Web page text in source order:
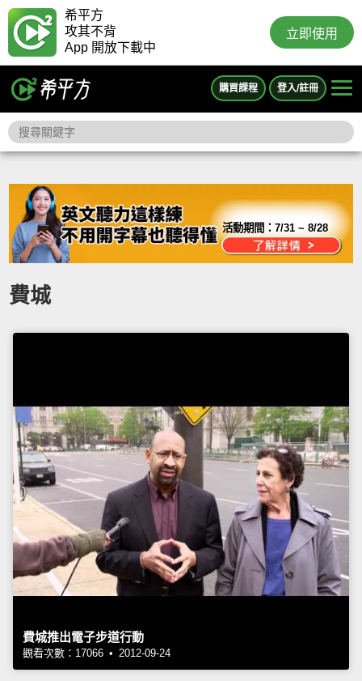
希平方
攻其不背
App 開放下載中
立即使用
購買課程 登入/註冊
活動期間：7/31 ~ 8/28
費城
費城推出電子步道行動
觀看次數：17066 • 2012-09-24